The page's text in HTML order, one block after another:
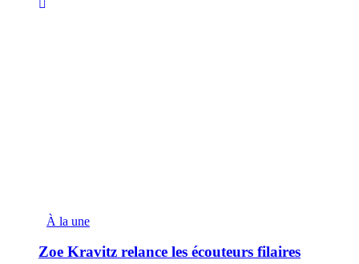
À la une
Zoe Kravitz relance les écouteurs filaires